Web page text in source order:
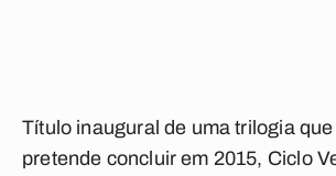
Título inaugural de uma trilogia
pretende concluir em 2015, Ciclo